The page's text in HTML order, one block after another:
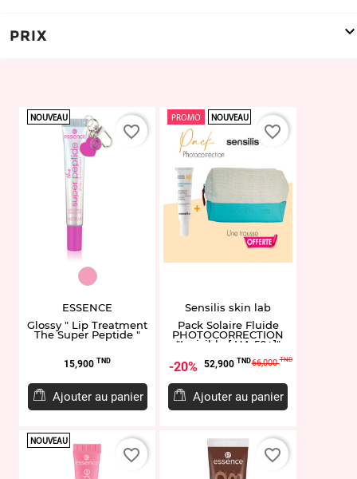
PRIX
NOUVEAU
EL959306.05
ESSENCE
Glossy " Lip Treatment
The Super Peptide "
Prix
15,900 TND
Ajouter au panier
favorite_border
PROMO NOUVEAU
Sensilis skin lab
Pack Solaire Fluide
PHOTOCORRECTION
"Invisible [ HA 50+]"
cadeau
20% Prix
52,900 TNDPrix
base
66,000TND
Ajouter au panier
favorite_border
NOUVEAU
favorite_border favorite_border